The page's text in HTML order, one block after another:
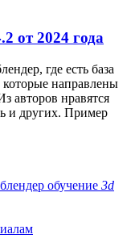
от 2024 года
где есть база
направлены
авторов нравятся
и других. Пример
блендер обучение 3d